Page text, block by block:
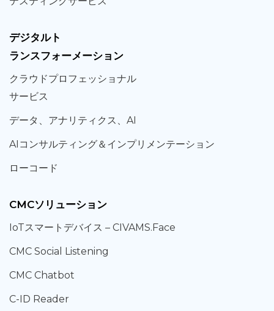
デジタルト
ランスフォーメーション
クラウドプロフェッショナル
サービス
データ、 アナリティクス、 AI
AIコンサルティング＆ インプリメンテーション
ローコード
CMCソリューション
IoTスマートデバイス – CIVAMS.Face
CMC Social Listening
CMC Chatbot
C-ID Reader